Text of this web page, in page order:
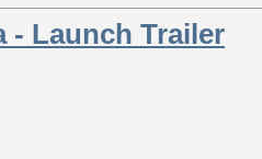
- Launch Trailer